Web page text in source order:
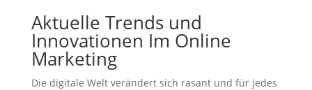
Aktuelle Trends und
Innovationen Im Online
Marketing
Die digitale Welt verändert sich rasant und für jedes